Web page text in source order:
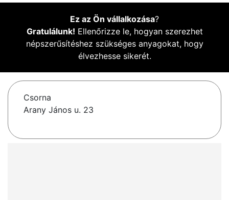
Ez az Ön vállalkozása?
Gratulálunk! Ellenőrizze le, hogyan szerezhet
népszerűsítéshez szükséges anyagokat, hogy
élvezhesse sikerét.
Csorna
Arany János u. 23